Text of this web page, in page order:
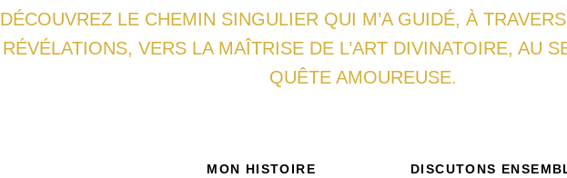
DÉCOUVREZ LE CHEMIN SINGULIER QUI M’A GUIDÉ, À
RÉVÉLATIONS, VERS LA MAÎTRISE DE L’ART DIVINATOIRE, AU
QUÊTE AMOUREUSE.
MON HISTOIRE DISCUTONS